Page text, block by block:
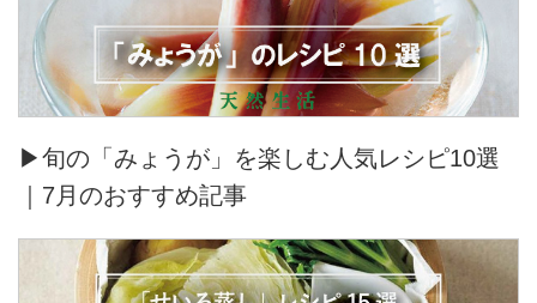
▶旬の「みょうが」を楽しむ人気レシピ10選
｜7月のおすすめ記事